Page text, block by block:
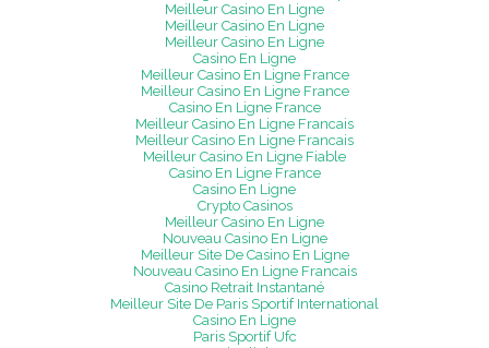
Meilleur Casino En Ligne
Meilleur Casino En Ligne
Meilleur Casino En Ligne
Casino En Ligne
Meilleur Casino En Ligne France
Meilleur Casino En Ligne France
Casino En Ligne France
Meilleur Casino En Ligne Francais
Meilleur Casino En Ligne Francais
Meilleur Casino En Ligne Fiable
Casino En Ligne France
Casino En Ligne
Crypto Casinos
Meilleur Casino En Ligne
Nouveau Casino En Ligne
Meilleur Site De Casino En Ligne
Nouveau Casino En Ligne Francais
Casino Retrait Instantané
Meilleur Site De Paris Sportif International
Casino En Ligne
Paris Sportif Ufc